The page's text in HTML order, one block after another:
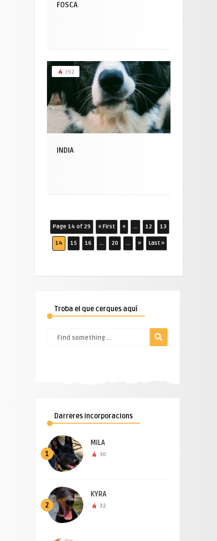
FOSCA
392
INDIA
Page 14 of 29 « First « ... 12 13
14 15 16 ... 20 ... » Last »
Troba el que cerques aquí
Darreres incorporacions
1
MILA
30
2
KYRA
32